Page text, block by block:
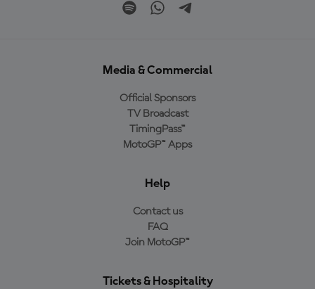
Media & Commercial
Official Sponsors
TV Broadcast
TimingPass™
MotoGP™ Apps
Help
Contact us
FAQ
Join MotoGP™
Tickets & Hospitality